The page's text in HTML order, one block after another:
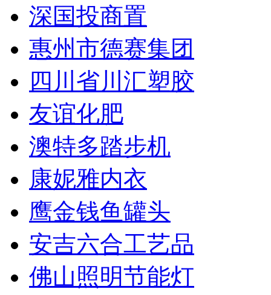
深国投商置
惠州市德赛集团
四川省川汇塑胶
友谊化肥
澳特多踏步机
康妮雅内衣
鹰金钱鱼罐头
安吉六合工艺品
佛山照明节能灯